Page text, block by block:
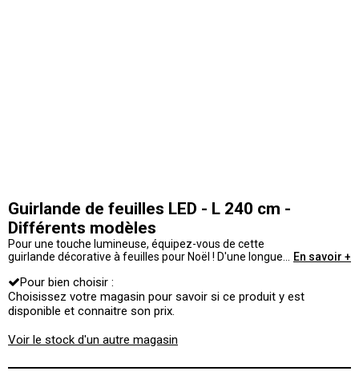
Guirlande de feuilles LED - L 240 cm -
Différents modèles
Pour une touche lumineuse, équipez-vous de cette
guirlande décorative à feuilles pour Noël ! D'une longueur
En savoir +
Pour bien choisir :
Choisissez votre magasin pour savoir si ce produit y est
disponible et connaitre son prix.
Voir le stock d'un autre magasin